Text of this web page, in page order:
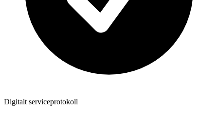
Digitalt serviceprotokoll